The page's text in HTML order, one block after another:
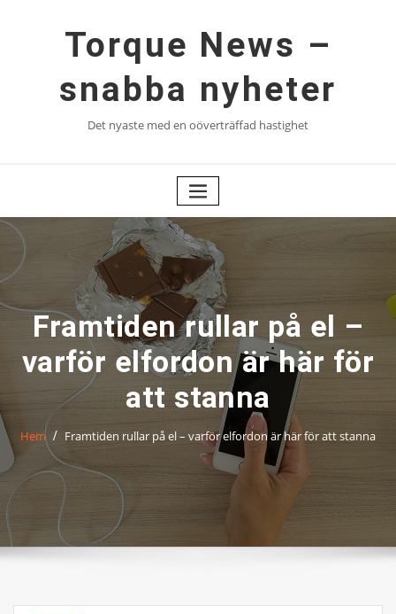
Torque News –
snabba nyheter
Det nyaste med en oöverträffad hastighet
Framtiden rullar på el –
varför elfordon är här för
att stanna
Hem Framtiden rullar på el – varför elfordon är här för att stanna